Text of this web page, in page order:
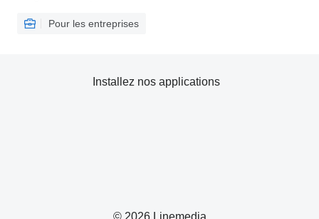
Pour les entreprises
© 2026 Linemedia
Installez nos applications